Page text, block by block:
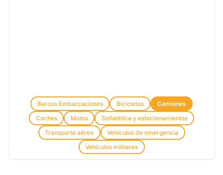
Barcos Embarcaciones Bicicletas
Camiones
Coches
Motos
Señalética y estacionamientos
Transporte aéreo
Vehículos de emergencia
Vehículos militares